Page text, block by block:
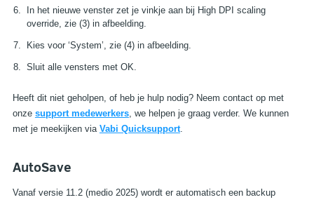
In het nieuwe venster zet je vinkje aan bij High DPI scaling
override, zie (3) in afbeelding.
Kies voor ‘System’, zie (4) in afbeelding.
Sluit alle vensters met OK.
Heeft dit niet geholpen, of heb je hulp nodig? Neem contact op met
onze support medewerkers, we helpen je graag verder. We kunnen
met je meekijken via Vabi Quicksupport.
AutoSave
Vanaf versie 11.2 (medio 2025) wordt er automatisch een backup